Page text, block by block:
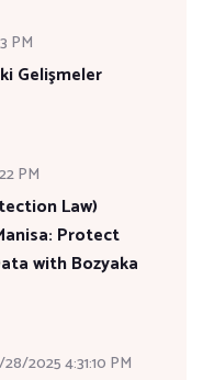
PM
Gelişmeler
PM
Law)
Protect
with Bozyaka
28/2025 4:31:10 PM